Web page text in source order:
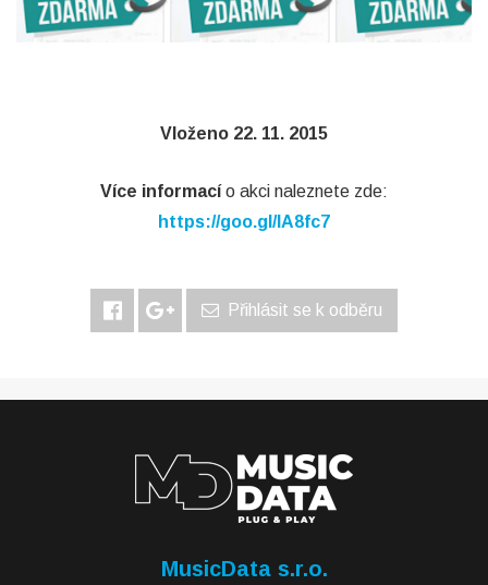
Vloženo 22. 11. 2015
Více informacío akci naleznete zde:
https://goo.gl/IA8fc7
Přihlásit se k odběru
MusicData s.r.o.